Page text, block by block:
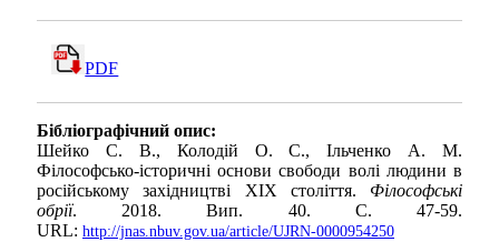
PDF
Бібліографічний опис:
Шейко С. В., Колодій О. С., Ільченко А. М.
Філософсько-історичні основи свободи волі людини в
російському західництві ХІХ століття. Філософські
обрії. 2018. Вип. 40. С. 47-59.
URL: http://jnas.nbuv.gov.ua/article/UJRN-0000954250